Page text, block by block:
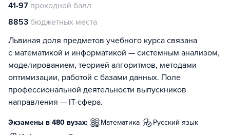
41-97 проходной балл
8853 бюджетных места
Львиная доля предметов учебного курса связана
с математикой и информатикой — системным анализом,
моделированием, теорией алгоритмов, методами
оптимизации, работой с базами данных. Поле
профессиональной деятельности выпускников
направления — IT-сфера.
Экзамены в 480 вузах: математика
русский язык